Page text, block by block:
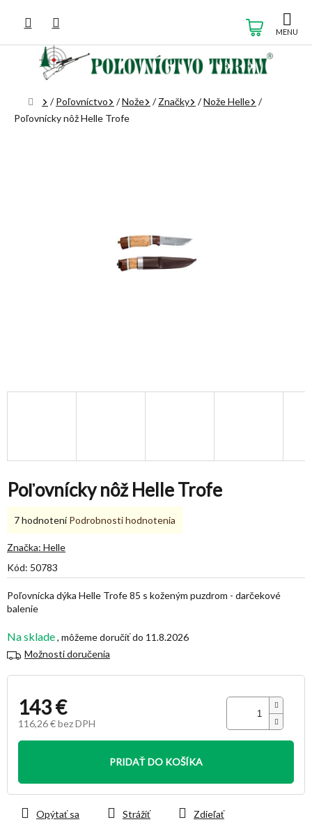
obsah
KOŠÍK
Domov
/ Poľovníctvo /Nože / Značky /Nože Helle
/
Poľovnícky nôž Helle Trofe
Poľovnícky nôž Helle Trofe
Kód: 50783
Na sklade
11.8.2026
Možnosti doručenia
143 €
116,26 € bez DPH
Jednotková
PRIDAŤ DO KOŠÍKA
Poľovnícka dýka Helle Trofe 85 s koženým puzdrom - darčekové
balenie
Opýtať sa Strážiť Zdieľať
Priemerné
produktu
5,0
5
hviezdičiek.
7 hodnotení Podrobnosti hodnotenia
Značka: Helle